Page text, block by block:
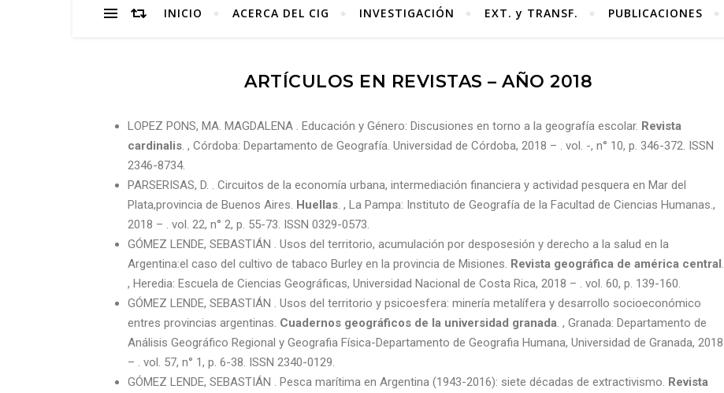
INICIO ACERCA DEL CIG INVESTIGACIÓN EXT. y TRANSF. PUBLICACIONES
ARTÍCULOS EN REVISTAS – AÑO 2018
LOPEZ PONS, MA. MAGDALENA . Educación y Género: Discusiones en torno a la geografía escolar. Revista
cardinalis. , Córdoba: Departamento de Geografía. Universidad de Córdoba, 2018 – . vol. -, n° 10, p. 346-372. ISSN
2346-8734.
PARSERISAS, D. . Circuitos de la economía urbana, intermediación financiera y actividad pesquera en Mar del
Plata,provincia de Buenos Aires. Huellas. , La Pampa: Instituto de Geografía de la Facultad de Ciencias Humanas.,
2018 – . vol. 22, n° 2, p. 55-73. ISSN 0329-0573.
GÓMEZ LENDE, SEBASTIÁN . Usos del territorio, acumulación por desposesión y derecho a la salud en la
Argentina:el caso del cultivo de tabaco Burley en la provincia de Misiones. Revista geográfica de américa central.
, Heredia: Escuela de Ciencias Geográficas, Universidad Nacional de Costa Rica, 2018 – . vol. 60, p. 139-160.
GÓMEZ LENDE, SEBASTIÁN . Usos del territorio y psicoesfera: minería metalífera y desarrollo socioeconómico
entres provincias argentinas. Cuadernos geográficos de la universidad granada. , Granada: Departamento de
Análisis Geográfico Regional y Geografia Física-Departamento de Geografia Humana, Universidad de Granada, 2018
– . vol. 57, n° 1, p. 6-38. ISSN 2340-0129.
GÓMEZ LENDE, SEBASTIÁN . Pesca marítima en Argentina (1943-2016): siete décadas de extractivismo. Revista